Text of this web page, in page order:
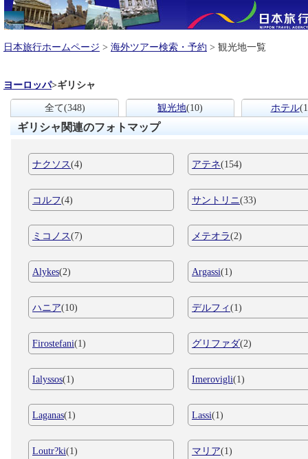
日本旅行ホームページ > 海外ツアー検索・予約 > 観光地一覧
ヨーロッパ>ギリシャ
全て(348) 観光地(10) ホテル
ギリシャ関連のフォトマップ
ナクソス(4) アテネ(154)
コルフ(4) サントリニ(33)
ミコノス(7) メテオラ(2)
Alykes(2) Argassi(1)
ハニア(10) デルフィ(1)
Firostefani(1) グリファダ(2)
Ialyssos(1) Imerovigli(1)
Laganas(1) Lassi(1)
Loutr?ki(1) マリア(1)